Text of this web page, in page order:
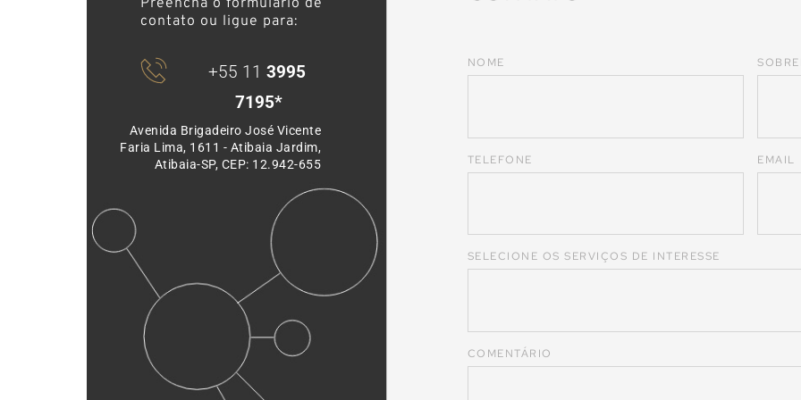
Preencha o formulário de
contato ou ligue para:
+55 11 3995
7195*
Avenida Brigadeiro José Vicente
Faria Lima, 1611 - Atibaia Jardim,
Atibaia-SP, CEP: 12.942-655
NOME
TELEFONE EMAIL
SELECIONE OS SERVIÇOS DE INTERESSE
COMENTÁRIO